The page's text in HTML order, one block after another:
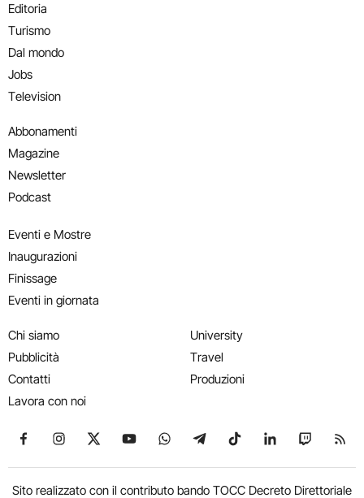
Editoria
Turismo
Dal mondo
Jobs
Television
Abbonamenti
Magazine
Newsletter
Podcast
Eventi e Mostre
Inaugurazioni
Finissage
Eventi in giornata
Chi siamo
Pubblicità
Contatti
Lavora con noi
University
Travel
Produzioni
Seguici su Facebook
Seguici su Instagram
Seguici su X
Seguici su YouTube
Seguici su WhatsApp
Seguici su Telegram
Seguici su TikTok
Seguici su
Seguici
Sito realizzato con il contributo bando TOCC Decreto Direttoriale